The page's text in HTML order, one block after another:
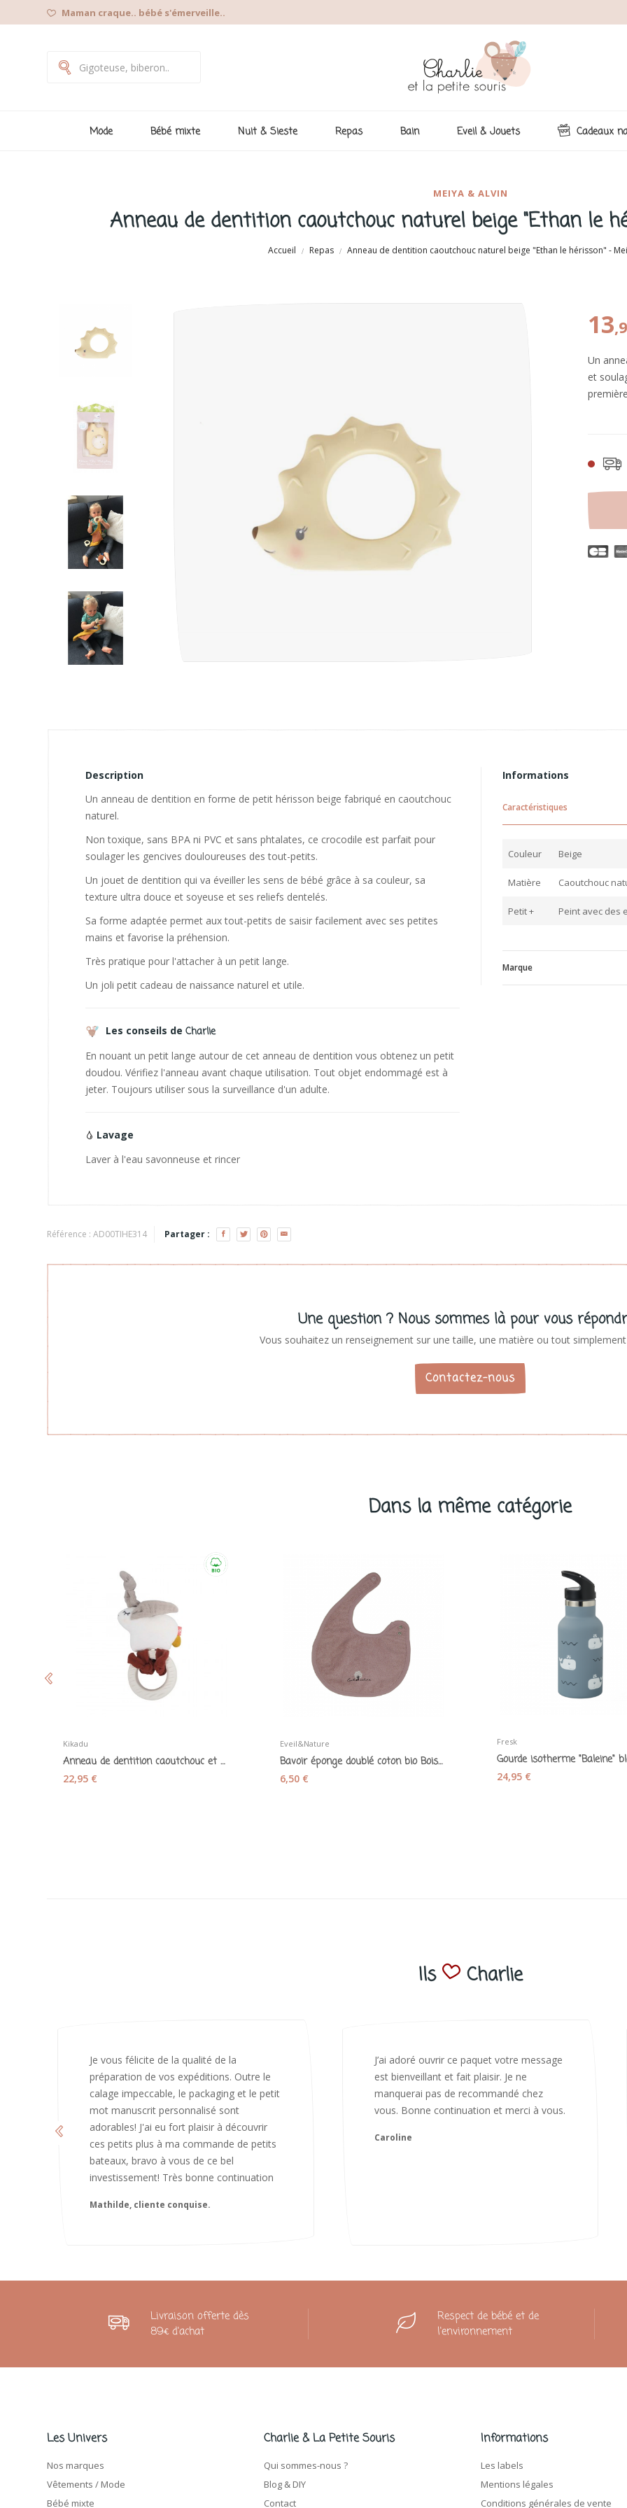
Maman craque.. bébé s'émerveille..
Mode Bébé mixte Nuit & Sieste Repas Bain Eveil & Jouets Cadeaux
MEIYA & ALVIN
Anneau de dentition caoutchouc naturel beige "Ethan le
Accueil Repas Anneau de dentition caoutchouc naturel beige "Ethan le hérisson" -
13
Un
et
Description
Un anneau de dentition en forme de petit hérisson beige fabriqué en caoutchouc
naturel.
Non toxique, sans BPA ni PVC et sans phtalates, ce crocodile est parfait pour
soulager les gencives douloureuses des tout-petits.
Un jouet de dentition qui va éveiller les sens de bébé grâce à sa couleur, sa
texture ultra douce et soyeuse et ses reliefs dentelés.
Sa forme adaptée permet aux tout-petits de saisir facilement avec ses petites
mains et favorise la préhension.
Très pratique pour l'attacher à un petit lange.
Un joli petit cadeau de naissance naturel et utile.
Les conseils de Charlie
En nouant un petit lange autour de cet anneau de dentition vous obtenez un petit
doudou. Vérifiez l'anneau avant chaque utilisation. Tout objet endommagé est à
jeter. Toujours utiliser sous la surveillance d'un adulte.
Lavage
Laver à l'eau savonneuse et rincer
Informations
Caractéristiques
Couleur Beige
Matière Caoutchouc
Petit + Peint avec des
Marque
Référence : AD00TIHE314 Partager :
Une question ? Nous sommes là pour vous
Vous souhaitez un renseignement sur une taille, une matière ou tout
Contactez-nous
Dans la même catégorie
Kikadu
Anneau de dentition caoutchouc et sa peluche...
22,95 €
Eveil&Nature
Bavoir éponge doublé coton bio Bois de rose...
6,50 €
Fresk
Gourde isotherme "Baleine"
24,95 €
Ils Charlie
J’ai adoré ouvrir ce paquet votre message
est bienveillant et fait plaisir. Je ne
manquerai pas de recommandé chez
vous. Bonne continuation et merci à vous.
Bonjour Nadia Bien reçu le colis auj,
magnifique colis. L'emballage est
magnifique. Très contente des animaux.
Je recommanderai sans hésiter 😍
Camille
Livraison offerte dès
89€ d'achat
Respect de bébé et de
l'environnement
Les Univers
Nos marques
Vêtements / Mode
Bébé mixte
Charlie & La Petite Souris
Qui sommes-nous ?
Blog & DIY
Contact
Informations
Les labels
Mentions légales
Conditions générales de vente